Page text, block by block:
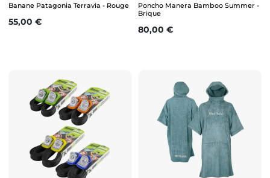
Banane Patagonia Terravia - Rouge
Prix
55,00 €
Poncho Manera Bamboo Summer -
Brique
Prix
80,00 €